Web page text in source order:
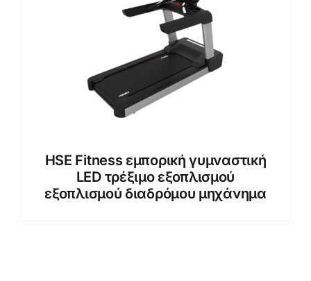
HSE Fitness εμπορική γυμναστική
LED τρέξιμο εξοπλισμού
εξοπλισμού διαδρόμου μηχάνημα